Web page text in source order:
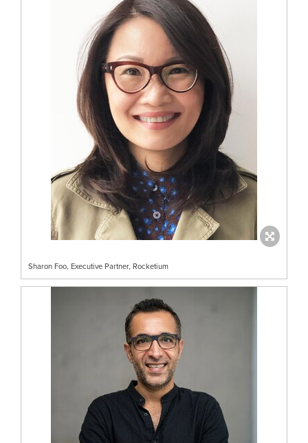
Sharon Foo, Executive Partner, Rocketium